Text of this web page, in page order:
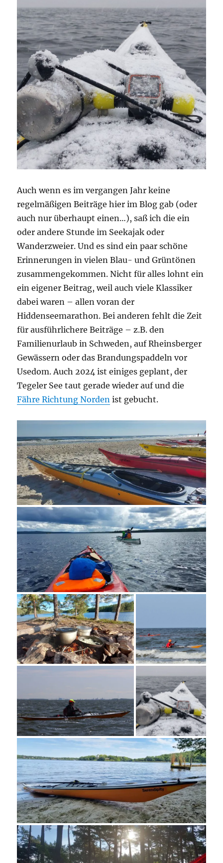
Auch wenn es im vergangen Jahr keine
regelmäßigen Beiträge hier im Blog gab (oder
auch nur überhaupt einen…), saß ich die ein
oder andere Stunde im Seekajak oder
Wanderzweier. Und es sind ein paar schöne
Erinnerungen in vielen Blau- und Grüntönen
zusammengekommen. Nicht für alles lohnt ein
ein eigener Beitrag, weil auch viele Klassiker
dabei waren – allen voran der
Hiddenseemarathon. Bei anderen fehlt die Zeit
für ausführlichere Beiträge – z.B. den
Familienurlaub in Schweden, auf Rheinsberger
Gewässern oder das Brandungspaddeln vor
Usedom. Auch 2024 ist einiges geplant, der
Tegeler See taut gerade wieder auf und die
Fähre Richtung Norden ist gebucht.